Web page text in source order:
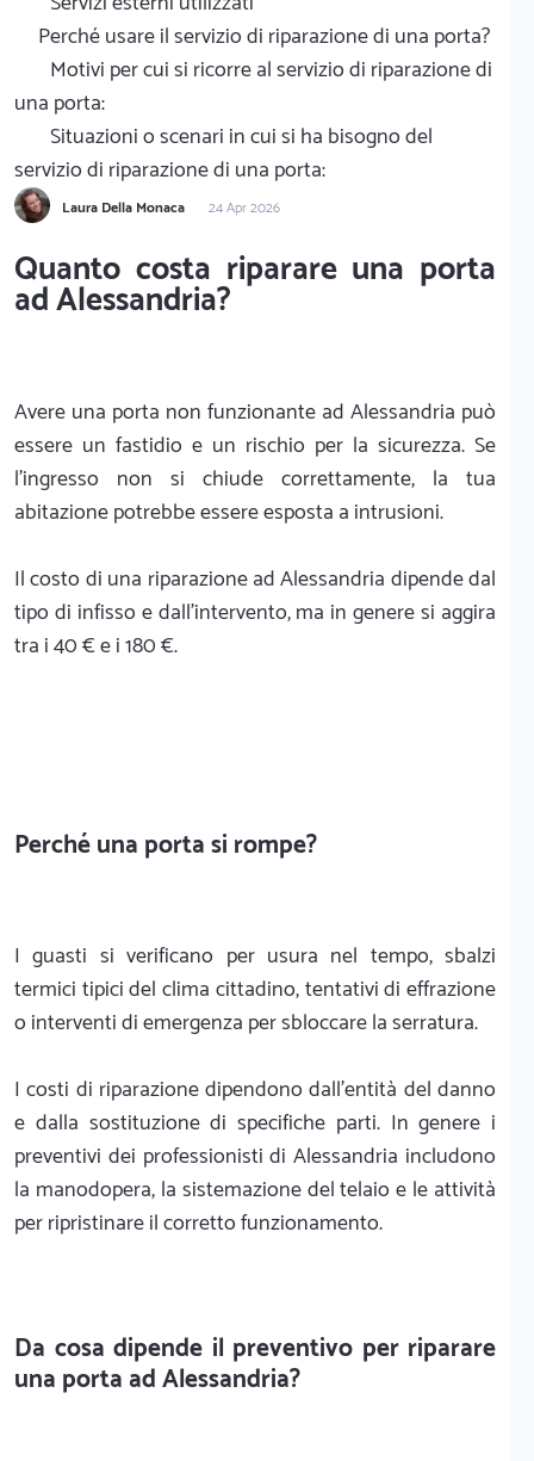
Perché usare il servizio di riparazione di una porta?
Motivi per cui si ricorre al servizio di riparazione di
una porta:
Situazioni o scenari in cui si ha bisogno del
servizio di riparazione di una porta:
Laura Della Monaca 24 Apr 2026
Quanto costa riparare una porta
ad Alessandria?
Avere una porta non funzionante ad Alessandria può
essere un fastidio e un rischio per la sicurezza. Se
l'ingresso non si chiude correttamente, la tua
abitazione potrebbe essere esposta a intrusioni.
Il costo di una riparazione ad Alessandria dipende dal
tipo di infisso e dall'intervento, ma in genere si aggira
tra i 40 € e i 180 €.
Perché una porta si rompe?
I guasti si verificano per usura nel tempo, sbalzi
termici tipici del clima cittadino, tentativi di effrazione
o interventi di emergenza per sbloccare la serratura.
I costi di riparazione dipendono dall'entità del danno
e dalla sostituzione di specifiche parti. In genere i
preventivi dei professionisti di Alessandria includono
la manodopera, la sistemazione del telaio e le attività
per ripristinare il corretto funzionamento.
Da cosa dipende il preventivo per riparare
una porta ad Alessandria?